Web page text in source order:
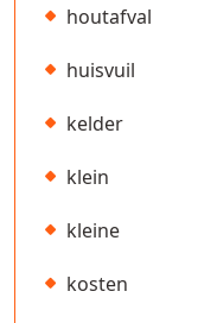
houtafval
huisvuil
kelder
klein
kleine
kosten